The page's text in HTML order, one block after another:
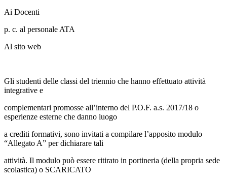
Ai Docenti
p. c. al personale ATA
Al sito web
Gli studenti delle classi del triennio che hanno effettuato attività
integrative e
complementari promosse all’interno del P.O.F. a.s. 2017/18 o
esperienze esterne che danno luogo
a crediti formativi, sono invitati a compilare l’apposito modulo
“Allegato A” per dichiarare tali
attività. Il modulo può essere ritirato in portineria (della propria sede
scolastica) o SCARICATO